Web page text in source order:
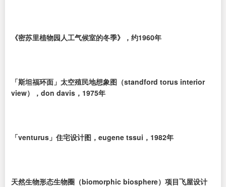
《密苏里植物园人工气候室的冬季》，约1960年
「斯坦福环面」太空殖民地想象图（standford torus interior
view），don davis，1975年
「venturus」住宅设计图，eugene tssui，1982年
天然生物形态生物圈（biomorphic biosphere）项目飞屋设计